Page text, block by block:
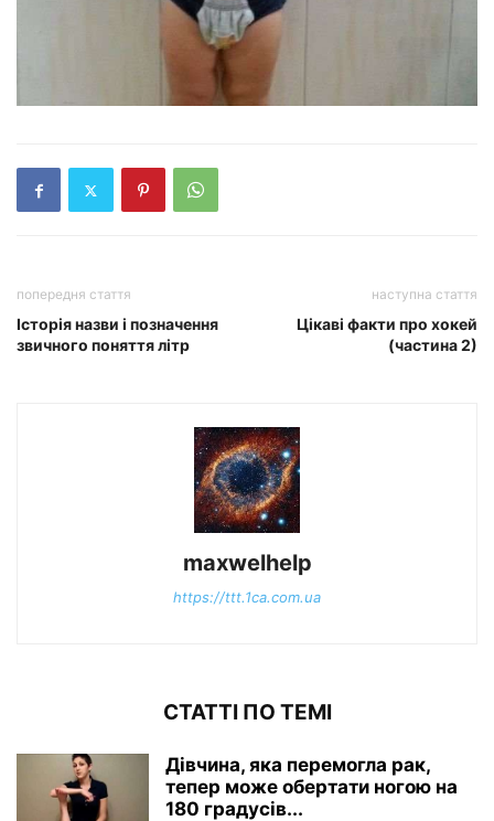
попередня стаття
Історія назви і позначення
звичного поняття літр
наступна стаття
Цікаві факти про хокей
(частина 2)
maxwelhelp
https://ttt.1ca.com.ua
СТАТТІ ПО ТЕМІ
Дівчина, яка перемогла рак,
тепер може обертати ногою на
180 градусів...